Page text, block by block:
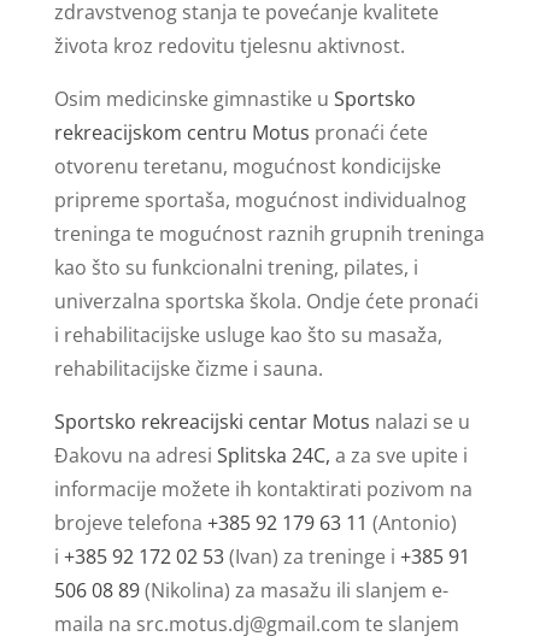
zdravstvenog stanja te povećanje kvalitete
života kroz redovitu tjelesnu aktivnost.
Osim medicinske gimnastike u Sportsko
rekreacijskom centru Motus pronaći ćete
otvorenu teretanu, mogućnost kondicijske
pripreme sportaša, mogućnost individualnog
treninga te mogućnost raznih grupnih treninga
kao što su funkcionalni trening, pilates, i
univerzalna sportska škola. Ondje ćete pronaći
i rehabilitacijske usluge kao što su masaža,
rehabilitacijske čizme i sauna.
Sportsko rekreacijski centar Motus nalazi se u
Đakovu na adresi Splitska 24C, a za sve upite i
informacije možete ih kontaktirati pozivom na
brojeve telefona +385 92 179 63 11 (Antonio)
i +385 92 172 02 53(Ivan) za treninge i +385 91
506 08 89(Nikolina) za masažu ili slanjem e-
maila na src.motus.dj@gmail.com te slanjem